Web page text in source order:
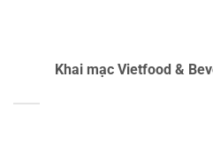
Khai mạc Vietfood &